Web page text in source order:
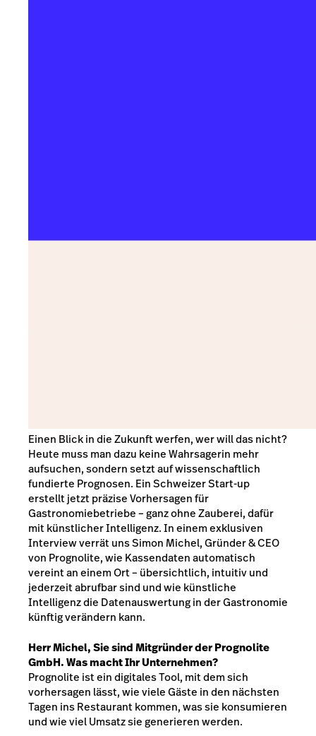
Einen Blick in die Zukunft werfen, wer will das nicht?
Heute muss man dazu keine Wahrsagerin mehr
aufsuchen, sondern setzt auf wissenschaftlich
fundierte Prognosen. Ein Schweizer Start-up
erstellt jetzt präzise Vorhersagen für
Gastronomiebetriebe – ganz ohne Zauberei, dafür
mit künstlicher Intelligenz. In einem exklusiven
Interview verrät uns Simon Michel, Gründer & CEO
von Prognolite, wie Kassendaten automatisch
vereint an einem Ort – übersichtlich, intuitiv und
jederzeit abrufbar sind und wie künstliche
Intelligenz die Datenauswertung in der Gastronomie
künftig verändern kann.
Herr Michel, Sie sind Mitgründer der Prognolite
GmbH. Was macht Ihr Unternehmen?
Prognolite ist ein digitales Tool, mit dem sich
vorhersagen lässt, wie viele Gäste in den nächsten
Tagen ins Restaurant kommen, was sie konsumieren
und wie viel Umsatz sie generieren werden.